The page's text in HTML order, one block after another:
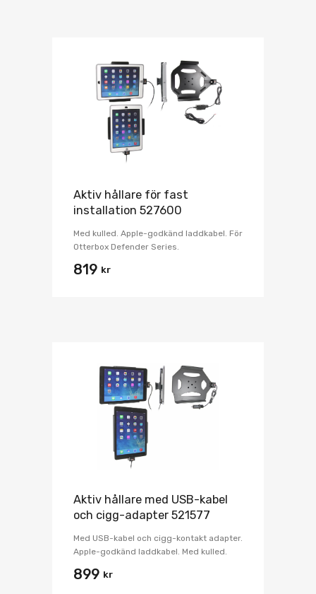
Aktiv hållare för fast
installation 527600
Med kulled. Apple-godkänd laddkabel. För
Otterbox Defender Series.
819 kr
Aktiv hållare med USB-kabel
och cigg-adapter 521577
Med USB-kabel och cigg-kontakt adapter.
Apple-godkänd laddkabel. Med kulled.
899 kr